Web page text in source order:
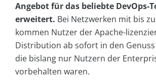
Angebot für das beliebte DevOps-
erweitert. Bei Netzwerken mit bis
kommen Nutzer der Apache-
Distribution ab sofort in den
die bislang nur Nutzern der
vorbehalten waren.